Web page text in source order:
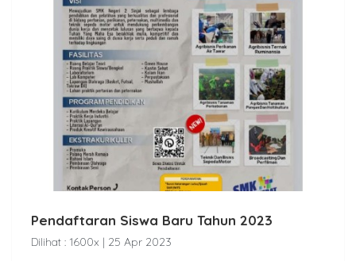
Pendaftaran Siswa Baru Tahun 2023
Dilihat : 1600x | 25 Apr 2023